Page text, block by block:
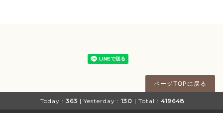
ページTOPに戻る
Today : 363 | Yesterday : 130 | Total : 419648